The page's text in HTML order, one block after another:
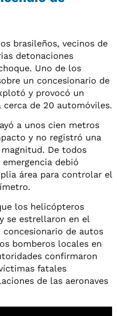
brasileños, vecinos de
detonaciones
Uno de los
un concesionario de
y provocó un
de 20 automóviles.
a unos cien metros
y no registró una
De todos
debió
área para controlar el
los helicópteros
se estrellaron en el
de autos
bomberos locales en
confirmaron
fatales
de las aeronaves